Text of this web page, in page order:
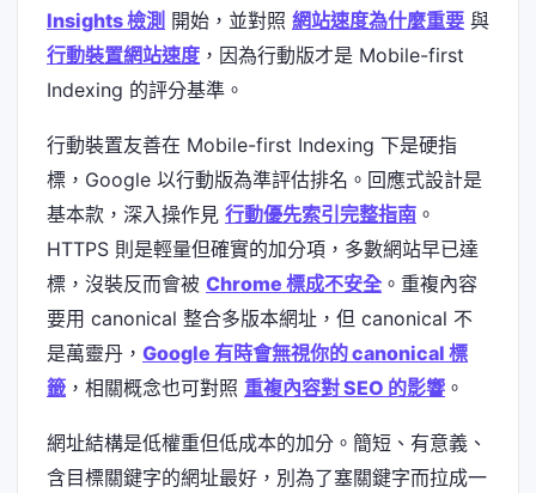
Insights 檢測 開始，並對照 網站速度為什麼重要 與
行動裝置網站速度 ，因為行動版才是 Mobile-first
Indexing 的評分基準。
行動裝置友善在 Mobile-first Indexing 下是硬指
標，Google 以行動版為準評估排名。回應式設計是
基本款，深入操作見 行動優先索引完整指南 。
HTTPS 則是輕量但確實的加分項，多數網站早已達
標，沒裝反而會被 Chrome 標成不安全 。重複內容
要用 canonical 整合多版本網址，但 canonical 不
是萬靈丹， Google 有時會無視你的 canonical 標
籤 ，相關概念也可對照 重複內容對 SEO 的影響 。
網址結構是低權重但低成本的加分。簡短、有意義、
含目標關鍵字的網址最好，別為了塞關鍵字而拉成一